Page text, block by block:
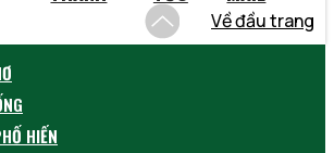
Về đầu trang
HIẾN